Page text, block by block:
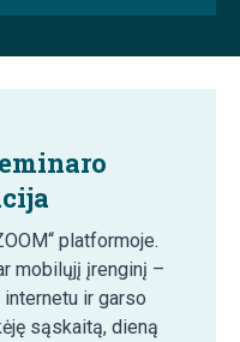
platformoje.
mobilųjį įrenginį –
ir garso
sąskaitą, dieną